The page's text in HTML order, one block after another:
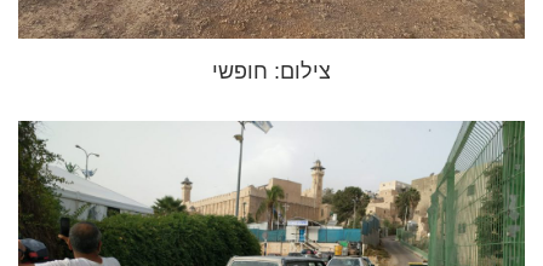
צילום: חופשי